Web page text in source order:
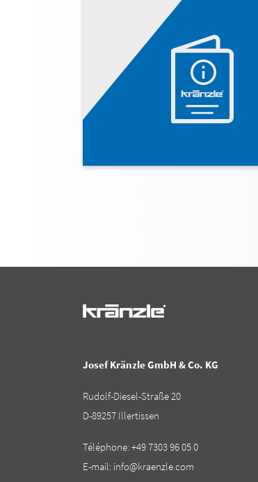
Josef Kränzle GmbH & Co. KG
Rudolf-Diesel-Straße 20
D-89257 Illertissen
Téléphone:+49 7303 96 05 0
E-mail: info@kraenzle.com